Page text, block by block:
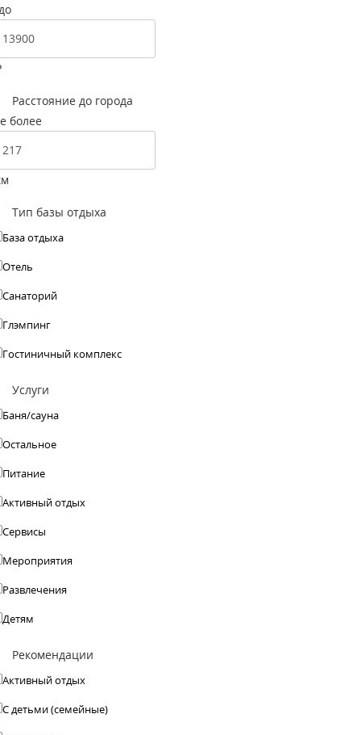
Расстояние до города
более
Тип базы отдыха
База отдыха
Отель
Санаторий
Глэмпинг
Гостиничный комплекс
Услуги
Баня/сауна
Остальное
Питание
Активный отдых
Сервисы
Мероприятия
Развлечения
Детям
Рекомендации
Активный отдых
С детьми (семейные)